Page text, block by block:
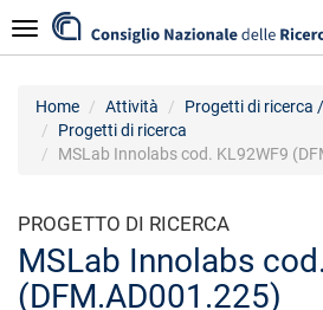
al
contenuto
Navigazione
Home Attività
Progetti di ricerca
Progetti di ricerca
MSLab Innolabs cod. KL92WF9
PROGETTO DI RICERCA
MSLab Innolabs
(DFM.AD001.225)